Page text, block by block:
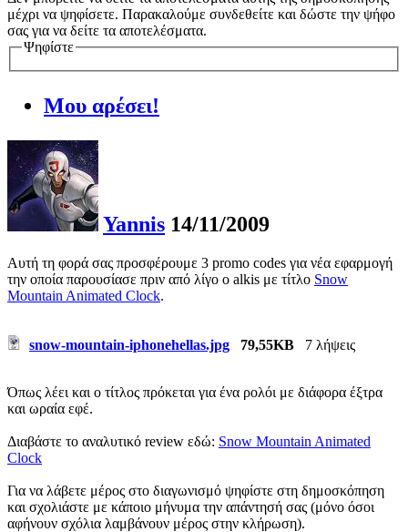
μέχρι να ψηφίσετε. Παρακαλούμε συνδεθείτε και δώστε την ψήφο
σας για να δείτε τα αποτελέσματα.
Ψηφίστε
Μου αρέσει!
Yannis 14/11/2009
Αυτή τη φορά σας προσφέρουμε 3 promo codes για νέα εφαρμογή
την οποία παρουσίασε πριν από λίγο ο alkis με τίτλο Snow
Mountain Animated Clock.
snow-mountain-iphonehellas.jpg 79,55KB 7 λήψεις
Όπως λέει και ο τίτλος πρόκεται για ένα ρολόι με διάφορα έξτρα
και ωραία εφέ.
Διαβάστε το αναλυτικό review εδώ: Snow Mountain Animated
Clock
Για να λάβετε μέρος στο διαγωνισμό ψηφίστε στη δημοσκόπηση
και σχολιάστε με κάποιο μήνυμα την απάντησή σας (μόνο όσοι
αφήνουν σχόλια λαμβάνουν μέρος στην κλήρωση).